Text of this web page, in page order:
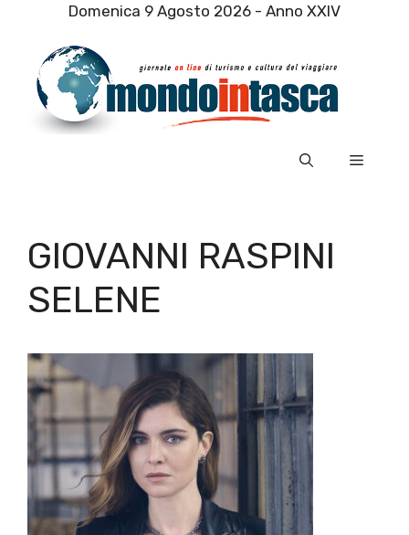
contenuto
Domenica 9 Agosto 2026 - Anno XXIV
Menu
GIOVANNI RASPINI
SELENE